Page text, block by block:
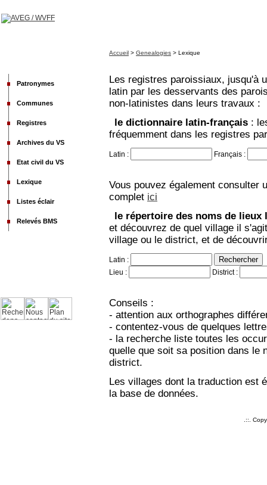
Accueil > Genealogies > Lexique
Patronymes
Communes
Registres
Archives du VS
Etat civil du VS
Lexique
Listes éclair
Relevés BMS
Les registres paroissiaux, jusqu'à
latin par les desservants des
non-latinistes dans leurs travaux :
le dictionnaire latin-français :
fréquemment dans les registres
Latin : Français :
Vous pouvez également consulter
complet ici
le répertoire des noms de lieux
et découvrez de quel village il
village ou le district, et de
Latin :
Lieu :
District :
Conseils :
- attention aux orthographes
- contentez-vous de quelques
- la recherche liste toutes les
quelle que soit sa position dans le
district.
Les villages dont la traduction est
la base de données.
.::.